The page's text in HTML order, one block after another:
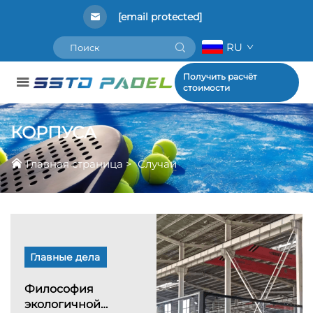
[email protected]
RU
Получить расчёт
стоимости
КОРПУСА
Главная страница >Случаи
Главные дела
Философия
экологичной